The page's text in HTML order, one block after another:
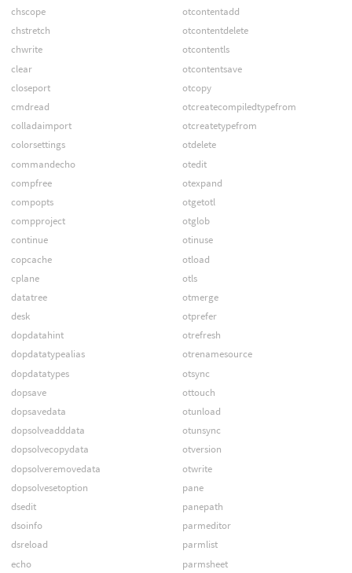
chscope
chstretch
chwrite
clear
closeport
cmdread
colladaimport
colorsettings
commandecho
compfree
compopts
compproject
continue
copcache
cplane
datatree
desk
dopdatahint
dopdatatypealias
dopdatatypes
dopsave
dopsavedata
dopsolveadddata
dopsolvecopydata
dopsolveremovedata
dopsolvesetoption
dsedit
dsoinfo
dsreload
echo
otcontentadd
otcontentdelete
otcontentls
otcontentsave
otcopy
otcreatecompiledtypefrom
otcreatetypefrom
otdelete
otedit
otexpand
otgetotl
otglob
otinuse
otload
otls
otmerge
otprefer
otrefresh
otrenamesource
otsync
ottouch
otunload
otunsync
otversion
otwrite
pane
panepath
parmeditor
parmlist
parmsheet